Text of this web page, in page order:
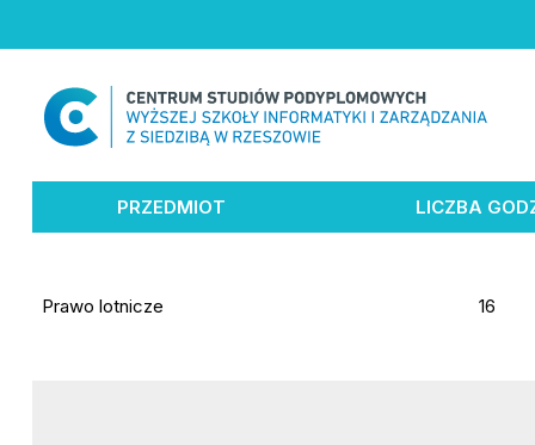
PRZEDMIOT LICZBA
Prawo lotnicze 16